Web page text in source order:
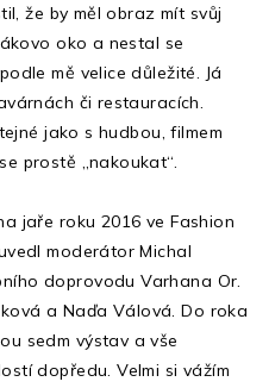
že by měl obraz mít svůj
oko a nestal se
mě velice důležité. Já
či restauracích.
jako s hudbou, filmem
prostě „nakoukat“.
jaře roku 2016 ve Fashion
moderátor Michal
doprovodu Varhana Or.
a Naďa Válová. Do roka
sedm výstav a vše
dopředu. Velmi si vážím